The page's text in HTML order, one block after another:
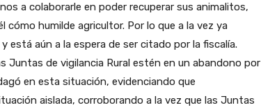
a colaborarle en poder recuperar sus animalitos,
humilde agricultor. Por lo que a la vez ya
está aún a la espera de ser citado por la fiscalía.
Juntas de vigilancia Rural estén en un abandono por
en esta situación, evidenciando que
aislada, corroborando a la vez que las Juntas